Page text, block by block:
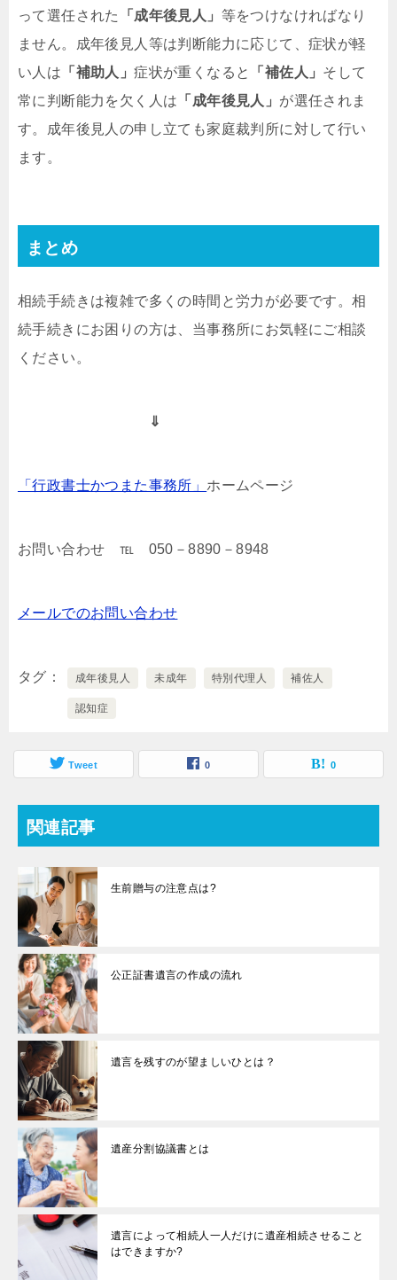
って選任された 「成年後見人」 等をつけなければなり
ません。成年後見人等は判断能力に応じて、症状が軽
い人は 「補助人」症状が重くなると 「補佐人」 そして
常に判断能力を欠く人は 「成年後見人」 が選任されま
す。成年後見人の申し立ても家庭裁判所に対して行い
ます。
まとめ
相続手続きは複雑で多くの時間と労力が必要です。相
続手続きにお困りの方は、当事務所にお気軽にご相談
ください。
⇓
「行政書士かつまた事務所」 ホームページ
お問い合わせ ℡ 050－8890－8948
メールでのお問い合わせ
タグ 成年後見人 未成年 特別代理人 補佐人
認知症
Tweet 0 0
関連記事
生前贈与の注意点は?
公正証書遺言の作成の流れ
遺言を残すのが望ましいひとは？
遺産分割協議書とは
遺言によって相続人一人だけに遺産相続させること
はできますか?